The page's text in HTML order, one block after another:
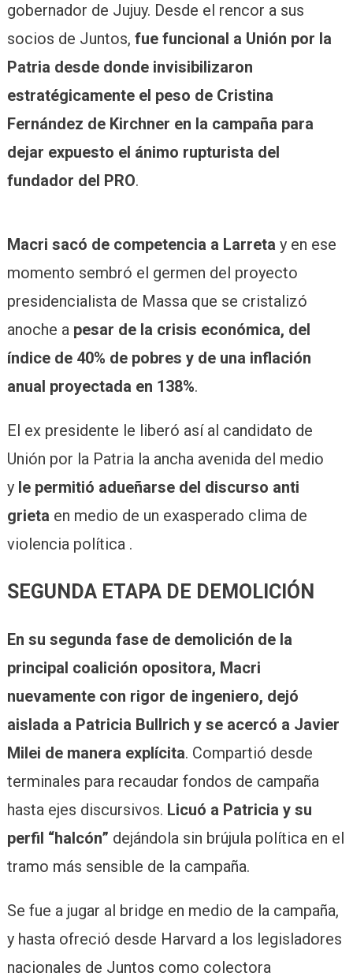
gobernador de Jujuy. Desde el rencor a sus
socios de Juntos, fue funcional a Unión por la
Patria desde donde invisibilizaron
estratégicamente el peso de Cristina
Fernández de Kirchner en la campaña para
dejar expuesto el ánimo rupturista del
fundador del PRO.
Macri sacó de competencia a Larreta y en ese
momento sembró el germen del proyecto
presidencialista de Massa que se cristalizó
anoche a pesar de la crisis económica, del
índice de 40% de pobres y de una inflación
anual proyectada en 138%.
El ex presidente le liberó así al candidato de
Unión por la Patria la ancha avenida del medio
yle permitió adueñarse del discurso anti
grieta en medio de un exasperado clima de
violencia política .
SEGUNDA ETAPA DE DEMOLICIÓN
En su segunda fase de demolición de la
principal coalición opositora, Macri
nuevamente con rigor de ingeniero, dejó
aislada a Patricia Bullrich y se acercó a Javier
Milei de manera explícita. Compartió desde
terminales para recaudar fondos de campaña
hasta ejes discursivos. Licuó a Patricia y su
perfil “halcón” dejándola sin brújula política en el
tramo más sensible de la campaña.
Se fue a jugar al bridge en medio de la campaña,
y hasta ofreció desde Harvard a los legisladores
nacionales de Juntos como colectora